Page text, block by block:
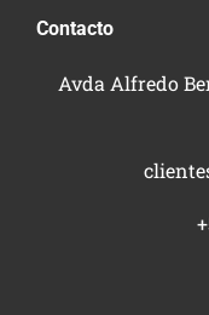
Contacto
Avda Alfredo